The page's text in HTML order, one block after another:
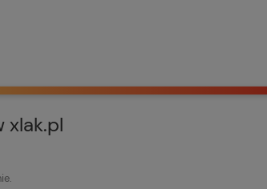
xlak.pl